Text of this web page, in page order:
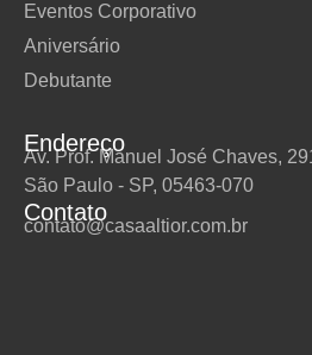
Eventos Corporativo
Aniversário
Debutante
Endereço
Av. Prof. Manuel José Chaves,
São Paulo - SP, 05463-070
Contato
contato@casaaltior.com.br